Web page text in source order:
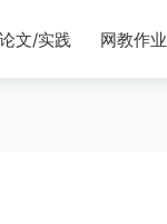
论文/实践 网教作业